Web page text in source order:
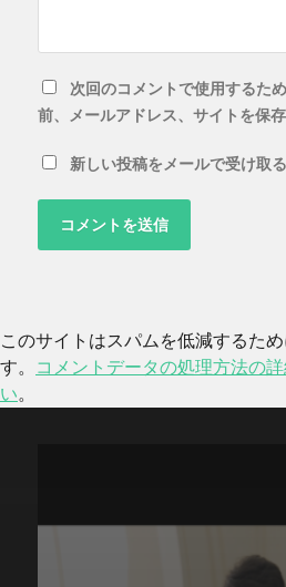
次回のコメントで使用するた
前、メールアドレス、サイトを保存
新しい投稿をメールで受け取る
このサイトはスパムを低減するた
す。
コメントデータの処理方法の
い。